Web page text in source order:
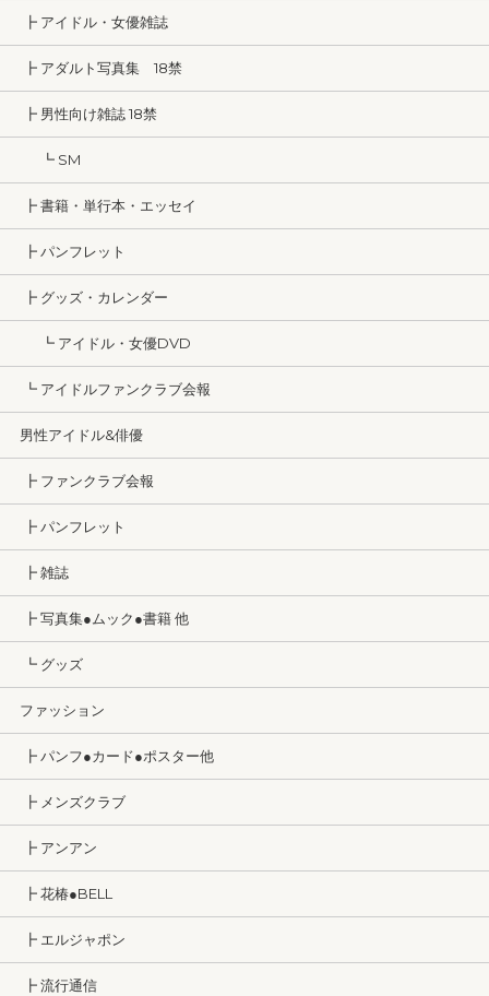
┣ アイドル・女優雑誌
┣ アダルト写真集 18禁
┣ 男性向け雑誌 18禁
┗ SM
┣ 書籍・単行本・エッセイ
┣ パンフレット
┣ グッズ・カレンダー
┗ アイドル・女優DVD
┗ アイドルファンクラブ会報
男性アイドル&俳優
┣ ファンクラブ会報
┣ パンフレット
┣ 雑誌
┣ 写真集●ムック●書籍 他
┗ グッズ
ファッション
┣ パンフ●カード●ポスター他
┣ メンズクラブ
┣ アンアン
┣ 花椿●BELL
┣ エルジャポン
┣ 流行通信